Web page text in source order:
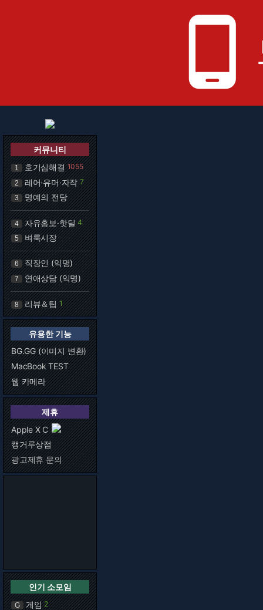
phone_android
커뮤니티
1 호기심해결 1055
2 레어·유머·자작 7
3 명예의 전당
4 자유홍보·핫딜 4
5 벼룩시장
6 직장인 (익명)
7 연애상담 (익명)
8 리뷰＆팁 1
유용한 기능
BG.GG (이미지 변환)
MacBook TEST
웹 카메라
제휴
Apple X C
캥거루상점
광고제휴 문의
인기 소모임
G 게임 2